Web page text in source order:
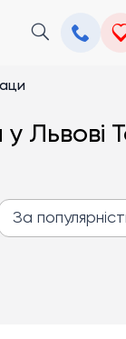
Львові
За